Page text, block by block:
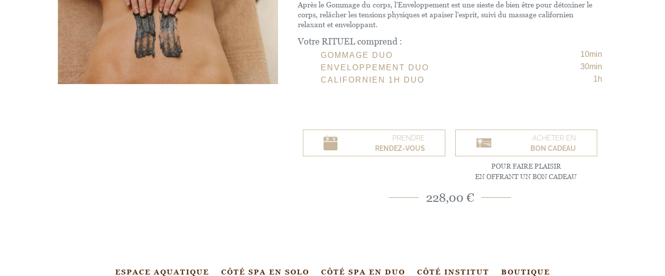
Après le Gommage du corps, l'Enveloppement est une sieste de bien être pour détoxiner le
corps, relâcher les tensions physiques et apaiser l'esprit, suivi du massage californien
relaxant et enveloppant.
Votre RITUEL comprend :
GOMMAGE DUO
10min
ENVELOPPEMENT DUO
30min
CALIFORNIEN 1H DUO
1h
PRENDRE
RENDEZ-VOUS
ACHETER EN
BON CADEAU
POUR FAIRE PLAISIR
EN OFFRANT UN BON CADEAU
228,00 €
ESPACE AQUATIQUE CÔTÉ SPA EN SOLO CÔTÉ SPA EN DUO CÔTÉ INSTITUT BOUTIQUE